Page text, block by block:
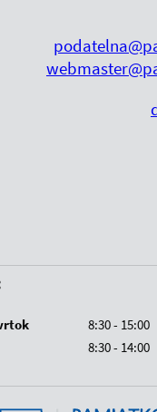
8:30 - 15:00
8:30 - 14:00